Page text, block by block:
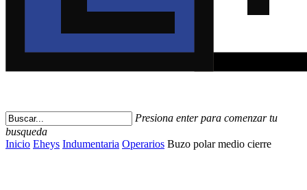
Presiona enter para comenzar tu
busqueda
Close
Inicio Eheys Indumentaria Operarios Buzo polar medio cierre